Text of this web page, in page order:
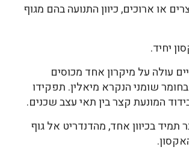
או ארוכים, כיוון התנועה בהם מגוף
יחיד.
עולה על מיקרון אחד מכוסים
שומני הנקרא מיאלין. תפקידו
המונעת קצר בין תאי עצב שכנים.
תמיד בכיוון אחד, מהדנדריט אל גוף